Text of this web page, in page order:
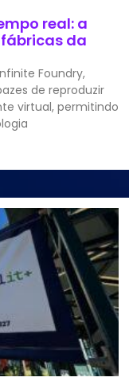
real: a
da
Foundry,
de reproduzir
virtual, permitindo